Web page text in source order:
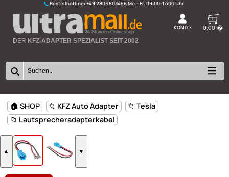
Bestellhotline:+49 2803 803456
24 Stunden Onlineshop
🏠 SHOP 📁 KFZ Auto Adapter
📁 Lautsprecheradapterkabel
▲ ▼
-39,3%